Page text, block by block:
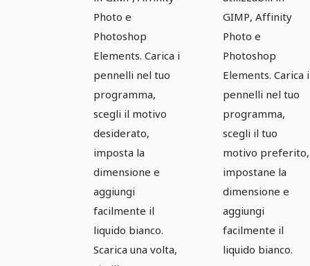
Photo e
Photoshop
Elements. Carica i
pennelli nel tuo
programma,
scegli il motivo
desiderato,
imposta la
dimensione e
aggiungi
facilmente il
liquido bianco.
Scarica una volta,
GIMP, Affinity
Photo e
Photoshop
Elements. Carica i
pennelli nel tuo
programma,
scegli il tuo
motivo preferito,
impostane la
dimensione e
aggiungi
facilmente il
liquido bianco.